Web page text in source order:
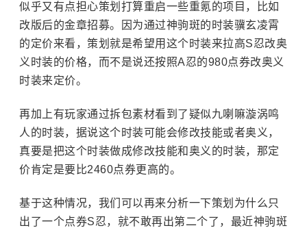
似乎又有点担心策划打算重启一些重氪的项目，比如
改版后的金章招募。因为通过神驹斑的时装骥玄凌霄
的定价来看，策划就是希望用这个时装来拉高S忍改奥
义时装的价格，而不是说还按照A忍的980点券改奥义
时装来定价。
再加上有玩家通过拆包素材看到了疑似九喇嘛漩涡鸣
人的时装，据说这个时装可能会修改技能或者奥义，
真要是把这个时装做成修改技能和奥义的时装，那定
价肯定是要比2460点券更高的。
基于这种情况，我们可以再来分析一下策划为什么只
出了一个点券S忍，就不敢再出第二个了，最近神驹斑